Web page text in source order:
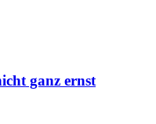
ganz ernst